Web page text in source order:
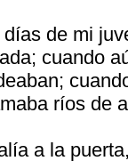
días de mi
cuando
ríos de
a la